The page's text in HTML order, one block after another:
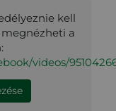
kell
a
videos/